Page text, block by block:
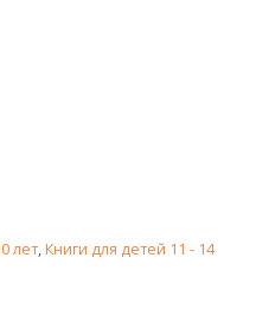
лет,Книги для детей 11 - 14